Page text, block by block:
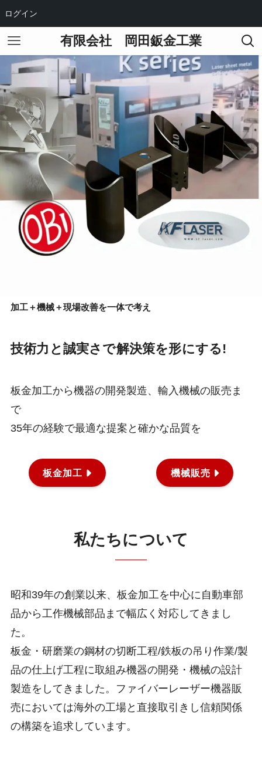
ログイン
有限会社 岡田鈑金工業
加工＋機械＋現場改善を一体で考え
技術力と誠実さで解決策を形にする!
板金加工から機器の開発製造、輸入機械の販売ま
で
35年の経験で最適な提案と確かな品質を
板金加工 機械販売
私たちについて
昭和39年の創業以来、板金加工を中心に自動車部
品から工作機械部品まで幅広く対応してきまし
た。
板金・研磨業の鋼材の切断工程/鉄板の吊り作業/製
品の仕上げ工程に取組み機器の開発・機械の設計
製造をしてきました。ファイバーレーザー機器販
売においては海外の工場と直接取引きし信頼関係
の構築を追求しています。